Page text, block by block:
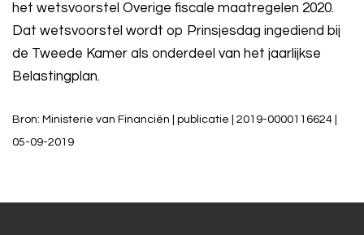
het wetsvoorstel Overige fiscale maatregelen 2020.
Dat wetsvoorstel wordt op Prinsjesdag ingediend bij
de Tweede Kamer als onderdeel van het jaarlijkse
Belastingplan.
Bron: Ministerie van Financiën | publicatie | 2019-0000116624 |
05-09-2019